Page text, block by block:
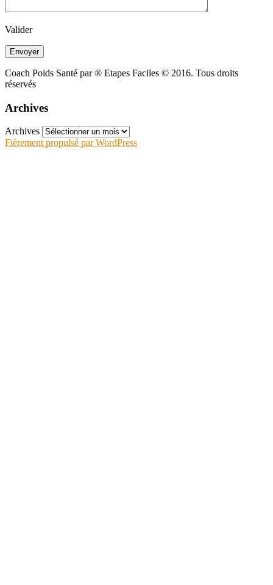
Valider
Coach Poids Santé par ® Etapes Faciles © 2016. Tous droits
réservés
Archives
Archives
Fièrement propulsé par WordPress